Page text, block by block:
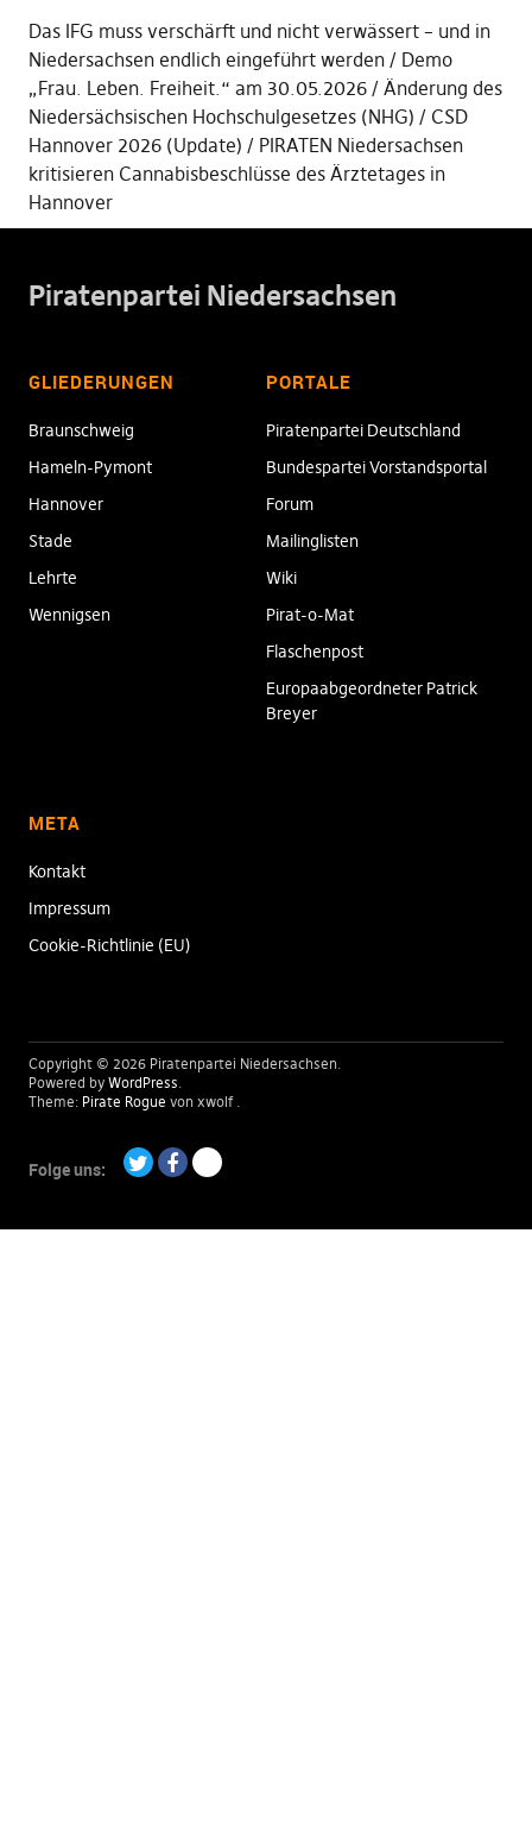
Das IFG muss verschärft und nicht verwässert – und in
Niedersachsen endlich eingeführt werden
Demo
„Frau. Leben. Freiheit.“ am 30.05.2026
Änderung des
Niedersächsischen Hochschulgesetzes (NHG)
CSD
Hannover 2026 (Update)
PIRATEN Niedersachsen
kritisieren Cannabisbeschlüsse des Ärztetages in
Hannover
Piratenpartei Niedersachsen
GLIEDERUNGEN
Braunschweig
Hameln-Pymont
Hannover
Stade
Lehrte
Wennigsen
PORTALE
Piratenpartei Deutschland
Bundespartei Vorstandsportal
Forum
Mailinglisten
Wiki
Pirat-o-Mat
Flaschenpost
Europaabgeordneter Patrick
Breyer
META
Kontakt
Impressum
Cookie-Richtlinie (EU)
Copyright © 2026 Piratenpartei Niedersachsen
Powered by WordPress
Theme: Pirate Rogue von xwolf
Folge uns: